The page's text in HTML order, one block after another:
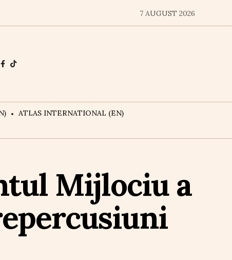
7 AUGUST 2026
ATLAS INTERNATIONAL (EN)
Mijlociu a